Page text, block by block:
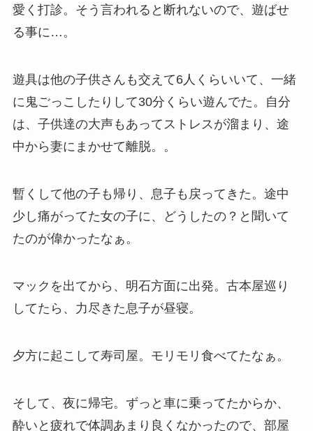
愛く打診。そう言われると断れないので、遊ばせ
る事に…。
遊具は他の子供さんも交えて6人くらいいて、一緒
に鬼ごっこしたりして30分くらい遊んでた。自分
は、子供達の大声もあってストレスが溜まり、途
中から妻にまかせて離脱。。
暫くして他の子も帰り、息子も戻ってきた。途中
少し痛がってた女の子に、どうしたの？と聞いて
たのが偉かったなぁ。
マックを出てから、明石方面に出発。古本屋巡り
してたら、力尽きた息子が昼寝。
夕方に起こして寿司屋。モリモリ食べてたなぁ。
そして、夜に帰宅。ずっと車に乗ってたからか、
酔いと疲れで体調あまり良くなかったので、部屋